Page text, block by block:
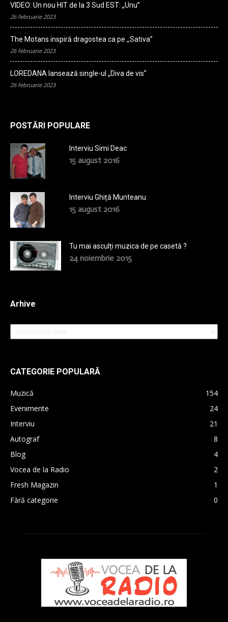
VIDEO: Un nou HIT de la 3 Sud EST: „Unu”
26 februarie 2023
The Motans inspiră dragostea ca pe ,,Sativa”
26 februarie 2023
LOREDANA lansează single-ul „Diva de vis”
26 februarie 2023
POSTĂRI POPULARE
Interviu Simi Deac
15 august 2016
Interviu Ghiță Munteanu
15 august 2016
Tu mai asculți muzica de pe casetă ?
24 noiembrie 2015
Arhive
Arhive
CATEGORIE POPULARĂ
Muzică
154
Evenimente
24
Interviu
21
Autograf
8
Blog
4
Vocea de la Radio
2
Fresh Magazin
1
Fără categorie
0